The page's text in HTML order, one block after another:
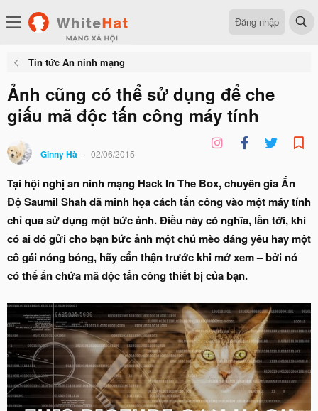
Đăng nhập
Tin tức An ninh mạng
Ảnh cũng có thể sử dụng để che
giấu mã độc tấn công máy tính
Ginny Hà 02/06/2015
Tại hội nghị an ninh mạng Hack In The Box, chuyên gia Ấn
Độ Saumil Shah đã minh họa cách tấn công vào một máy tính
chỉ qua sử dụng một bức ảnh. Điều này có nghĩa, lần tới, khi
có ai đó gửi cho bạn bức ảnh một chú mèo đáng yêu hay một
cô gái nóng bỏng, hãy cẩn thận trước khi mở xem – bởi nó
có thể ẩn chứa mã độc tấn công thiết bị của bạn.